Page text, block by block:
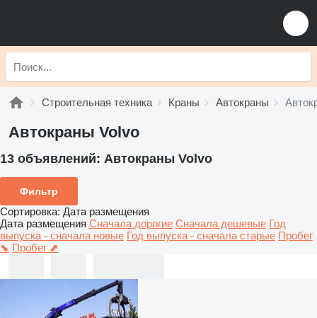
Строительная техника Краны Автокраны
Автокраны Volvo
13 объявлений: Автокраны Volvo
Фильтр
Сортировка: Дата размещения
Дата размещения Сначала дорогие Сначала дешевые Год
выпуска - сначала новые Год выпуска - сначала старые Пробег
⬊ Пробег ⬈